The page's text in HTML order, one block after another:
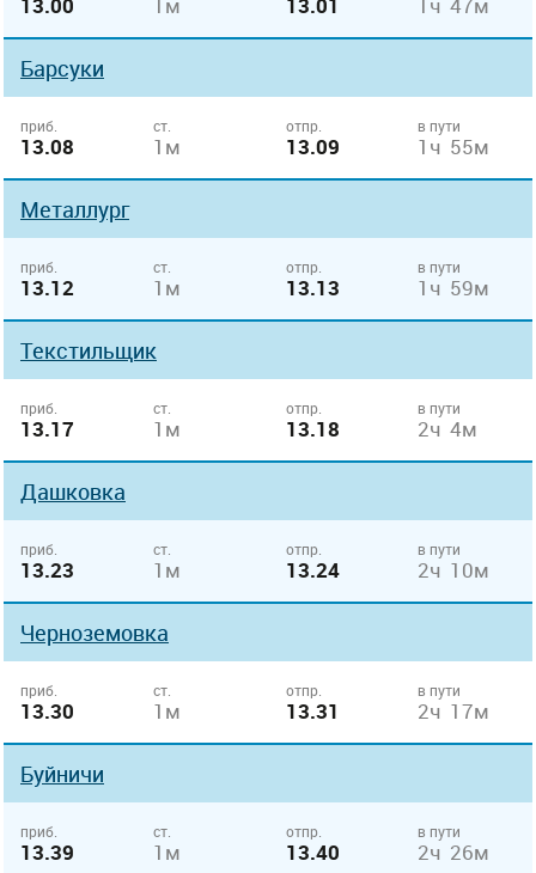
Барсуки
приб.
13.08
ст.
1м
отпр.
13.09
в пути
1ч 55м
Металлург
приб.
13.12
ст.
1м
отпр.
13.13
в пути
1ч 59м
Текстильщик
приб.
13.17
ст.
1м
отпр.
13.18
в пути
2ч 4м
Дашковка
приб.
13.23
ст.
1м
отпр.
13.24
в пути
2ч 10м
Черноземовка
приб.
13.30
ст.
1м
отпр.
13.31
в пути
2ч 17м
Буйничи
приб.
13.39
ст.
1м
отпр.
13.40
в пути
2ч 26м